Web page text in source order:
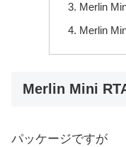
Merlin
Merlin
Merlin Mini
パッケージですが